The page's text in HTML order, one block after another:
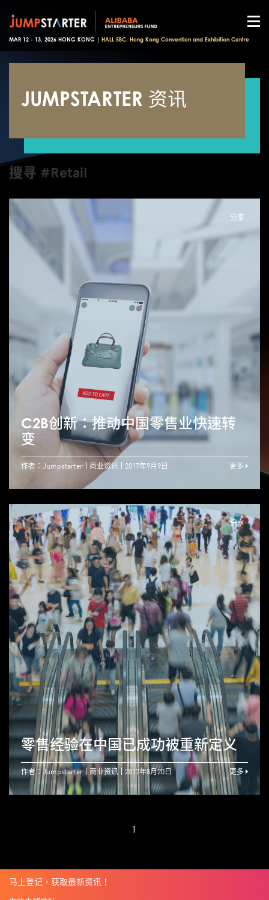
MAR 12 - 13, 2026 HONG KONG | HALL 5BC, Hong Kong Convention and Exhibition Centre
JUMPSTARTER 资讯
搜寻 #Retail
分享
C2B创新：推动中国零售业快速转
变
作者：Jumpstarter 商业资讯 2017年9月9日 更多
分享
零售经验在中国已成功被重新定义
作者：Jumpstarter 商业资讯 2017年8月20日 更多
1
马上登记，获取最新资讯！